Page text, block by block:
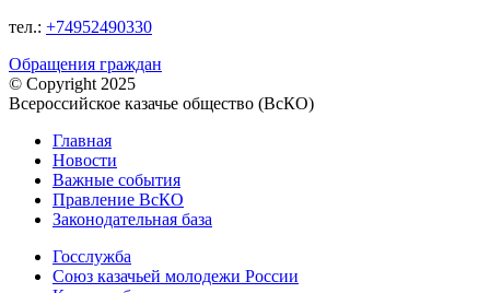
тел.: +74952490330
Обращения граждан
© Copyright 2025
Всероссийское казачье общество (ВсКО)
Главная
Новости
Важные события
Правление ВсКО
Законодательная база
Госслужба
Союз казачьей молодежи России